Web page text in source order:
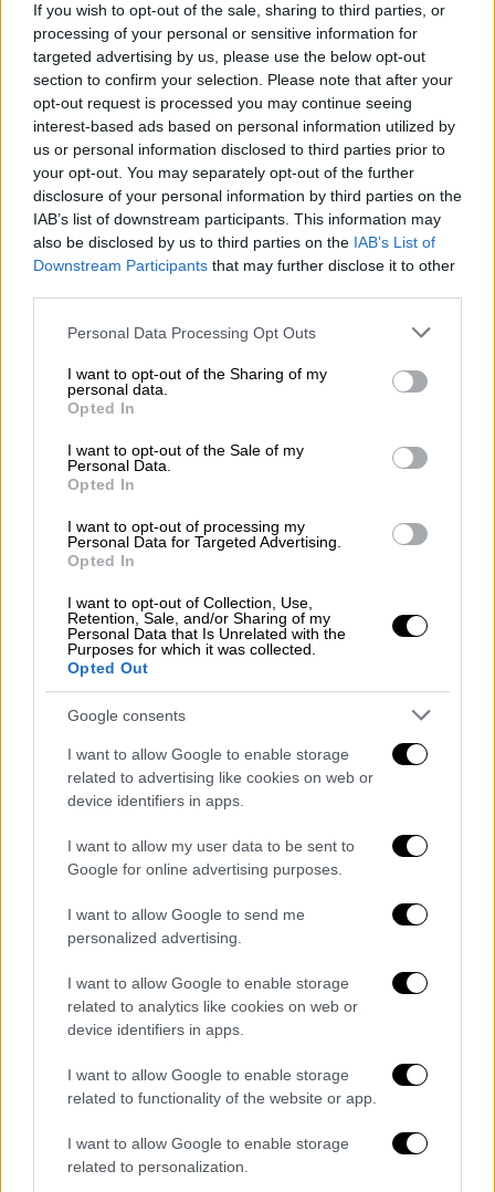
If you wish to opt-out of the sale, sharing to third parties, or
processing of your personal or sensitive information for
targeted advertising by us, please use the below opt-out
section to confirm your selection. Please note that after your
opt-out request is processed you may continue seeing
interest-based ads based on personal information utilized by
us or personal information disclosed to third parties prior to
your opt-out. You may separately opt-out of the further
disclosure of your personal information by third parties on the
IAB’s list of downstream participants. This information may
also be disclosed by us to third parties on the IAB’s List of
Downstream Participants that may further disclose it to other
Please note that this website/app uses one or more Google
not limited to your visit or usage behaviour. You may click to
grant or deny consent to Google and its third-party tags to
use your data for below specified purposes in below Google
consent section.
Personal Data Processing Opt Outs
I want to opt-out of the Sharing of my
personal data.
Opted In
I want to opt-out of the Sale of my
Personal Data.
Opted In
I want to opt-out of processing my
Personal Data for Targeted Advertising.
Opted In
I want to opt-out of Collection, Use,
Retention, Sale, and/or Sharing of my
Personal Data that Is Unrelated with the
Purposes for which it was collected.
Opted Out
Google consents
I want to allow Google to enable storage
related to advertising like cookies on web or
device identifiers in apps.
I want to allow my user data to be sent to
Google for online advertising purposes.
I want to allow Google to send me
personalized advertising.
I want to allow Google to enable storage
related to analytics like cookies on web or
device identifiers in apps.
I want to allow Google to enable storage
related to functionality of the website or app.
I want to allow Google to enable storage
related to personalization.
Τηλεόραση|11.05.2026 15:10
ΑΝΤ1: Ξεκίνησαν τα γυρίσματα για τη
νέα εκπομπή «Extreme Makeover: Home
Edition» - Τα πρώτα στιγμιότυπα
Ο Σπύρος Σούλης και οι συνεργάτες του
σήκωσαν τα μανίκια και ξεκίνησαν τα
γκρεμίσματα… και τα γυρίσματα
Κόσμος|11.05.2026 14:01
«Ήταν ένα τέρας, μας κακοποιούσε
σεξουαλικά για χρόνια» λένε τα παιδιά
της «μυστικής οικογένειας» του Μάικλ
Τζάκσον
Η γνωρίμία του «Βασιλιά της Ποπ» με έναν
ξενοδόχο, η επαφή με τους γιους και την
κόρη του και η επί σειρά ετών επισκέψεις
του στο σπίτι των Κάσιο